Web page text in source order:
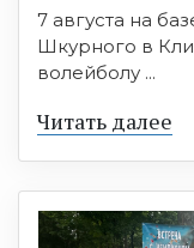
7 августа на
Шкурного в
волейболу ...
Читать далее